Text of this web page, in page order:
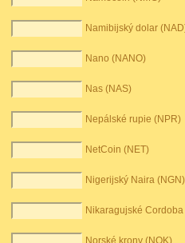
Namibijský dolar
Nano (NANO)
Nas (NAS)
Nepálské rupie (NPR)
NetCoin (NET)
Nigerijský Naira (NGN)
Nikaragujské Cordoba